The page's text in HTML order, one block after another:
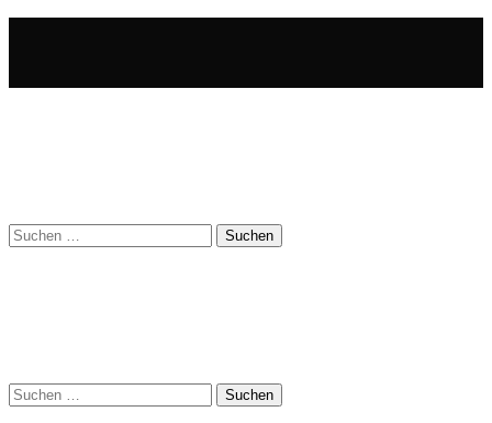
Suchen
nach:
Suchen
nach: